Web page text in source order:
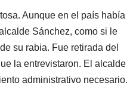
Aunque en el país había
Sánchez, como si le
su rabia. Fue retirada del
la entrevistaron. El alcalde
administrativo necesario.